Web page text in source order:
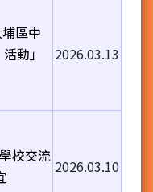
區中
動」
2026.03.13
校交流
2026.03.10